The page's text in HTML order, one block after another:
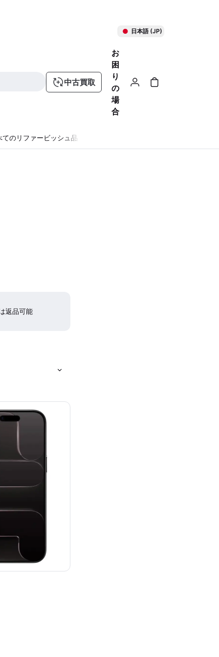
日本語 (JP)
中古買取
お
困
り
の
場
合
てのリファービッシュ品
返品可能